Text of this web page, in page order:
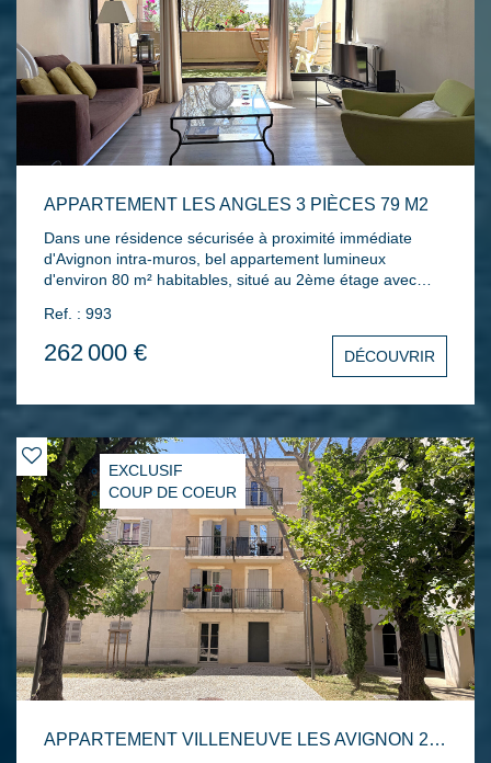
APPARTEMENT LES ANGLES 3 PIÈCES 79 M2
Dans une résidence sécurisée à proximité immédiate
d'Avignon intra-muros, bel appartement lumineux
d'environ 80 m² habitables, situé au 2ème étage avec
d'une entrée spacieuse avec rangements, d'un
séjour/salle à manger ouvrant sur une terrasse exposée
Sud équipée d'un store banne, d'une cuisine séparée et
aménagée. La partie nuit comprend deux chambres avec
placards intégrés, une salle d'eau et un WC indépendant.
complètent l'ensemble.
Ref. : 993
262 000 € DÉCOUVRIR
EXCLUSIF
COUP DE COEUR
APPARTEMENT VILLENEUVE LES AVIGNON 2 PIÈCES 60 M2